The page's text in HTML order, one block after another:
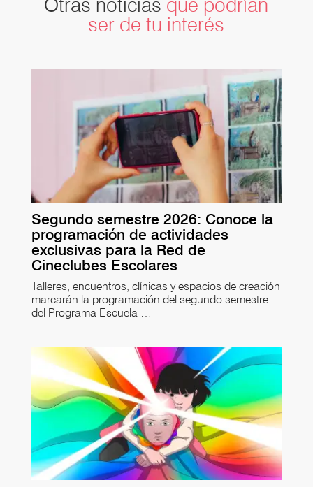
Otras noticias que podrían
ser de tu interés
Segundo semestre 2026: Conoce la
programación de actividades
exclusivas para la Red de
Cineclubes Escolares
Talleres, encuentros, clínicas y espacios de creación
marcarán la programación del segundo semestre
del Programa Escuela …